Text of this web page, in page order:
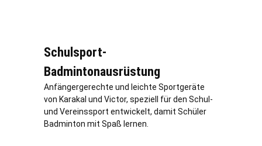
Schulsport-
Badmintonausrüstung
Anfängergerechte und leichte Sportgeräte
von Karakal und Victor, speziell für den Schul-
und Vereinssport entwickelt, damit Schüler
Badminton mit Spaß lernen.